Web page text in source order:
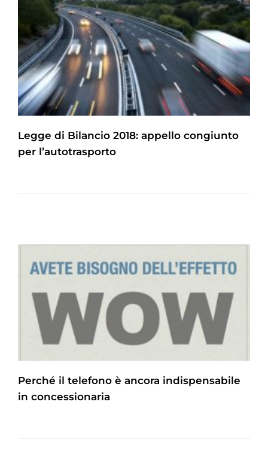
Legge di Bilancio 2018: appello congiunto
per l’autotrasporto
Perché il telefono è ancora indispensabile
in concessionaria